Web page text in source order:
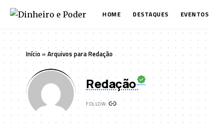
HOME DESTAQUES EVENTOS
Início» Arquivos para Redação
Redação
FOLLOW: